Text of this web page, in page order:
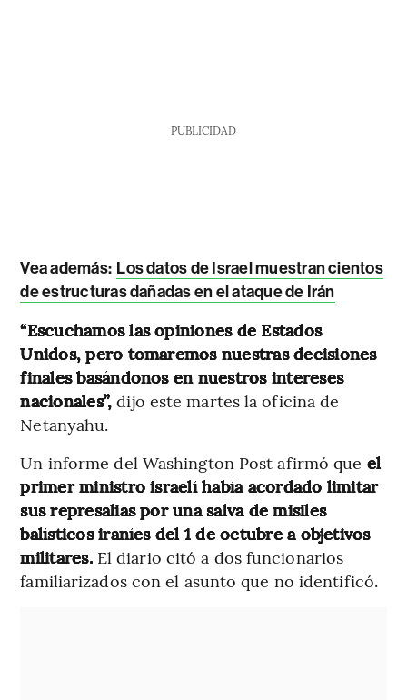
PUBLICIDAD
Vea además: Los datos de Israel muestran cientos
de estructuras dañadas en el ataque de Irán
“Escuchamos las opiniones de Estados
Unidos, pero tomaremos nuestras decisiones
finales basándonos en nuestros intereses
nacionales”, dijo este martes la oficina de
Netanyahu.
Un informe del Washington Post afirmó que el
primer ministro israelí había acordado limitar
sus represalias por una salva de misiles
balísticos iraníes del 1 de octubre a objetivos
militares.El diario citó a dos funcionarios
familiarizados con el asunto que no identificó.